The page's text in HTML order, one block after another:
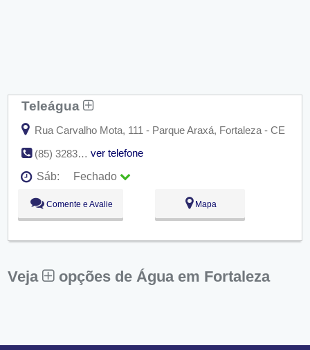
Teleágua
Rua Carvalho Mota, 111 - Parque Araxá, Fortaleza - CE
(85) 3283-2616
ver telefone
Sáb:
Fechado
Seg:
Ter:
09:00 - 18:00
Qua:
09:00 - 18:00
Sex:
09:00 - 18:00
Dom:
Fechado
Comente e Avalie Mapa
Veja opções de Água em Fortaleza